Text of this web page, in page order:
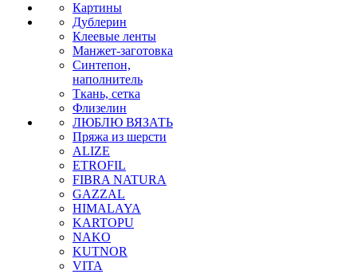
Картины
Дублерин
Клеевые ленты
Манжет-заготовка
Синтепон,
наполнитель
Ткань, сетка
Флизелин
ЛЮБЛЮ ВЯЗАТЬ
Пряжа из шерсти
ALIZE
ETROFIL
FIBRA NATURA
GAZZAL
HIMALAYA
KARTOPU
NAKO
KUTNOR
VITA